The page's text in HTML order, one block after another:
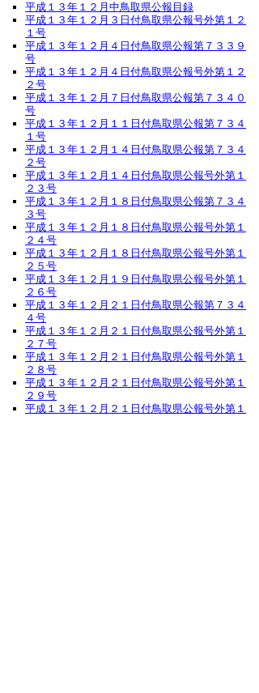
平成１３年１２月中鳥取県公報目録
平成１３年１２月３日付鳥取県公報号外第１２
１号
平成１３年１２月４日付鳥取県公報第７３３９
号
平成１３年１２月４日付鳥取県公報号外第１２
２号
平成１３年１２月７日付鳥取県公報第７３４０
号
平成１３年１２月１１日付鳥取県公報第７３４
１号
平成１３年１２月１４日付鳥取県公報第７３４
２号
平成１３年１２月１４日付鳥取県公報号外第１
２３号
平成１３年１２月１８日付鳥取県公報第７３４
３号
平成１３年１２月１８日付鳥取県公報号外第１
２４号
平成１３年１２月１８日付鳥取県公報号外第１
２５号
平成１３年１２月１９日付鳥取県公報号外第１
２６号
平成１３年１２月２１日付鳥取県公報第７３４
４号
平成１３年１２月２１日付鳥取県公報号外第１
２７号
平成１３年１２月２１日付鳥取県公報号外第１
２８号
平成１３年１２月２１日付鳥取県公報号外第１
２９号
平成１３年１２月２１日付鳥取県公報号外第１